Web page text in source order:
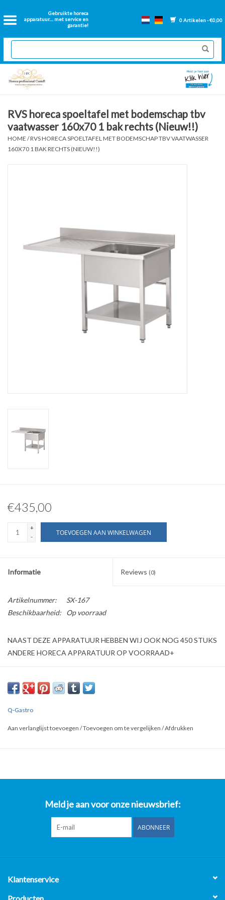
Gebruikte horeca
apparatuur.... met service en
garantie!
0 Artikelen - €0,00
Home
2dehands Horeca
Nieuwe apparatuur
GN Bakken
Onderdelen bakwanden
RVS horeca spoeltafel met bodemschap tbv
vaatwasser 160x70 1 bak rechts (Nieuw!!)
HOME /RVS HORECA SPOELTAFEL MET BODEMSCHAP TBV VAATWASSER
160X70 1 BAK RECHTS (NIEUW!!)
€435,00
+
-
TOEVOEGEN AAN WINKELWAGEN
Informatie Reviews (0)
Artikelnummer:
SX-167
Beschikbaarheid:
Op voorraad
NAAST DEZE APPARATUUR HEBBEN WIJ OOK NOG 450 STUKS
ANDERE HORECA APPARATUUR OP VOORRAAD+
vaatwasser 160x70 1 bak rechts (Nieuw!!)
Type: SX-167
Bouwjaar: Nieuw(!!)
**Al onze prijzen zijn Excl. 21% BTW**
Q-Gastro
Aan verlanglijst toevoegen /Toevoegen om te vergelijken /Afdrukken
Meld je aan voor onze nieuwsbrief:
ABONNEER
Klantenservice